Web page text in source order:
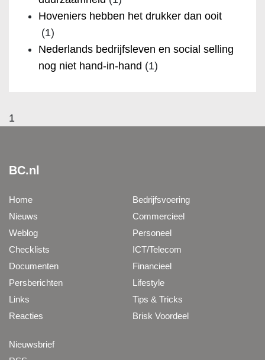
Hoveniers hebben het drukker dan ooit
(1)
Nederlands bedrijfsleven en social selling
nog niet hand-in-hand (1)
1
BC.nl
Home
Nieuws
Weblog
Checklists
Documenten
Persberichten
Links
Reacties
Bedrijfsvoering
Commercieel
Personeel
ICT/Telecom
Financieel
Lifestyle
Tips & Tricks
Brisk Voordeel
Nieuwsbrief